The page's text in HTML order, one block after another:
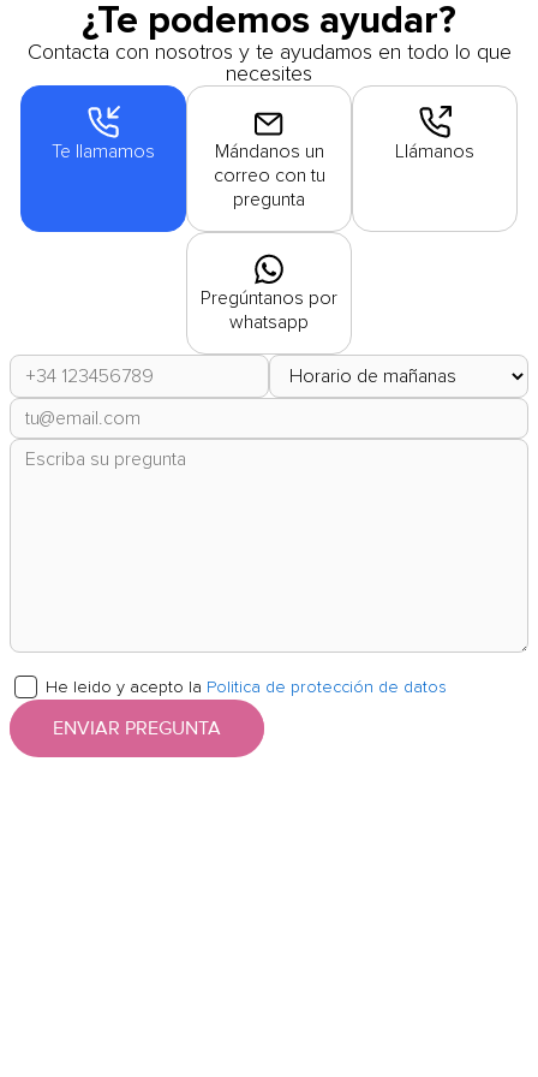
¿Te podemos ayudar?
Contacta con nosotros y te ayudamos en todo lo que
necesites
Te llamamos
Mándanos un
correo con tu
pregunta
Llámanos
Pregúntanos por
whatsapp
He leido y acepto la Politica de protección de datos
ENVIAR PREGUNTA